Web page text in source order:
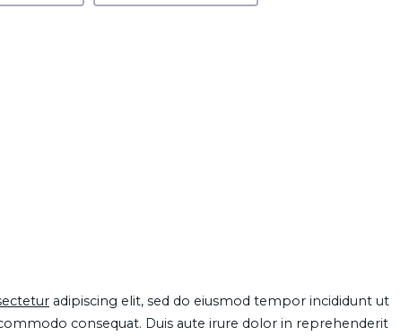
adipiscing elit, sed do eiusmod tempor incididunt ut
consequat. Duis aute irure dolor in reprehenderit